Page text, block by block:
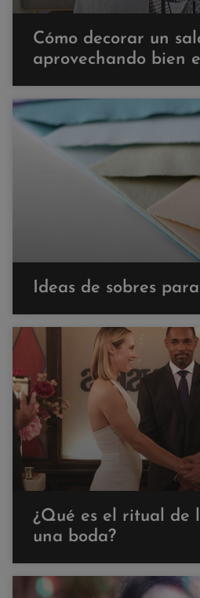
Cómo decorar un
aprovechando bien
Ideas de sobres
¿Qué es el ritual de
una boda?